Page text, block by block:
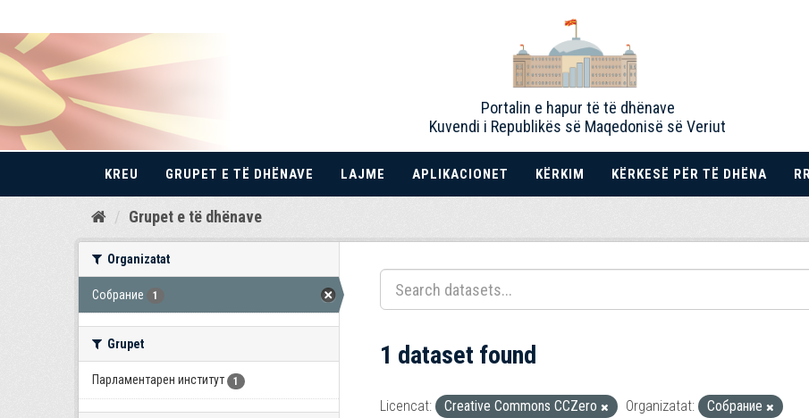
Kalo
Portalin e hapur të të dhënave
Kuvendi i Republikës së Maqedonisë së Veriut
KREU GRUPET E TË DHËNAVE LAJME APLIKACIONET KËRKIM KËRKESË PËR TË DHËNA
Grupet e të dhënave
Organizatat
Собрание 1
Grupet
Парламентарен институт 1
1 dataset found
Licencat: Creative Commons CCZero Organizatat:
Собрание